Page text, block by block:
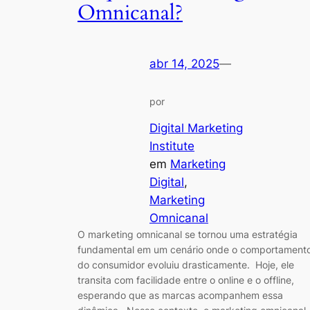
Omnicanal?
abr 14, 2025—
por
Digital Marketing
Institute
em Marketing
Digital
Marketing
Omnicanal
O marketing omnicanal se tornou uma estratégia
fundamental em um cenário onde o
do consumidor evoluiu drasticamente. Hoje, ele
transita com facilidade entre o online e o offline,
esperando que as marcas acompanhem essa